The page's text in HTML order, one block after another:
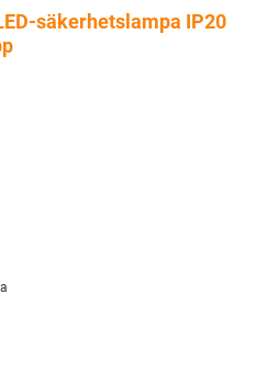
säkerhetslampa IP20